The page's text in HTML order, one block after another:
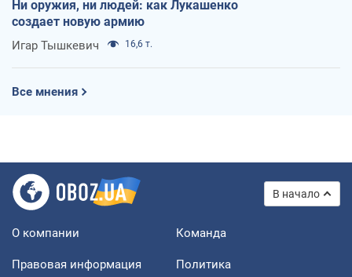
Ни оружия, ни людей: как Лукашенко
создает новую армию
Игар Тышкевич 16,6 т.
Все мнения
В начало
О компании Команда
Правовая информация
Политика